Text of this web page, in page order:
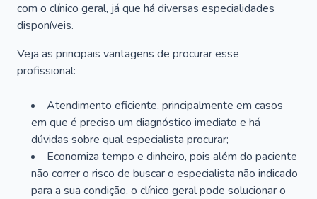
com o clínico geral, já que há diversas especialidades
disponíveis.
Veja as principais vantagens de procurar esse
profissional:
Atendimento eficiente, principalmente em casos
em que é preciso um diagnóstico imediato e há
dúvidas sobre qual especialista procurar;
Economiza tempo e dinheiro, pois além do paciente
não correr o risco de buscar o especialista não indicado
para a sua condição, o clínico geral pode solucionar o